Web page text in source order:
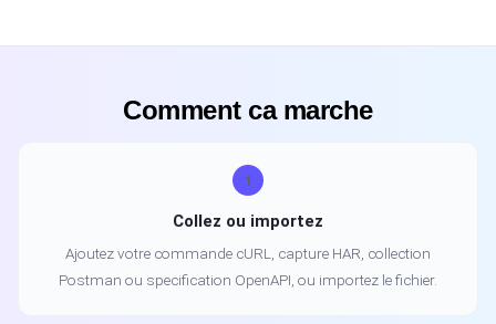
Comment ca marche
1
Collez ou importez
Ajoutez votre commande cURL, capture HAR, collection
Postman ou specification OpenAPI, ou importez le fichier.